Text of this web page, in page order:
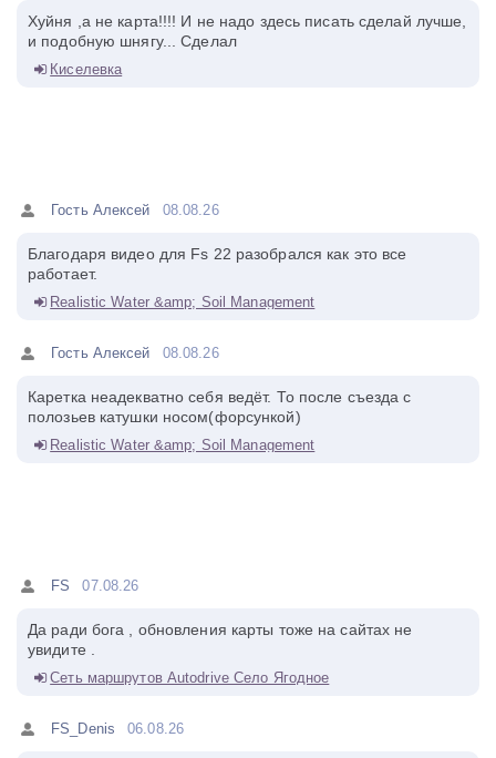
Хуйня ,а не карта!!!! И не надо здесь писать сделай лучше,
и подобную шнягу... Сделал
Киселевка
Гость Алексей 08.08.26
Благодаря видео для Fs 22 разобрался как это все
работает.
Realistic Water &amp; Soil Management
Гость Алексей 08.08.26
Каретка неадекватно себя ведёт. То после съезда с
полозьев катушки носом(форсункой)
Realistic Water &amp; Soil Management
FS 07.08.26
Да ради бога , обновления карты тоже на сайтах не
увидите .
Сеть маршрутов Autodrive Село Ягодное
FS_Denis 06.08.26